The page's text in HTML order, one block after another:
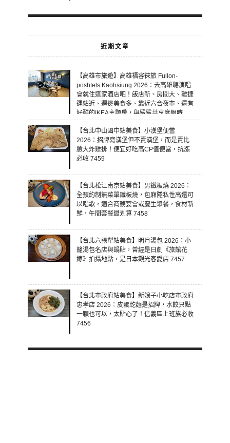
近期文章
【高雄市旅遊】高雄福容徠旅 Fullon-
poshtels Kaohsiung 2026：去高雄聽演唱
會就住這家酒店吧！飯店新、房間大、離捷
運站近、週邊美食多、靠近六合夜市、還有
好酷的IKEA主題房，與鯊鯊共享度假時
光！ 7460
【台北中山國中站美食】小漢堡便當
2026：招牌寫漢堡但不賣漢堡，而是賣比
臉大炸雞排！便宜好吃高CP值便當，抗漲
必收 7459
【台北松江南京站美食】男鐵板燒 2026：
全預約制無菜單鐵板燒，包廂隱私性高還可
以唱歌，適合商務宴會或慶生聚餐，食材新
鮮，午間套餐最划算 7458
【台北六張犁站美食】明月湯包 2026：小
籠湯包名店與鍋貼，曾經是日劇《旅館花
嫁》拍攝地點，是日本觀光客愛店 7457
【台北市政府站美食】新娘子小吃店市政府
忠孝店 2026：皮蛋乾麵是招牌，水餃只點
一顆也可以，太貼心了！信義區上班族必收
7456